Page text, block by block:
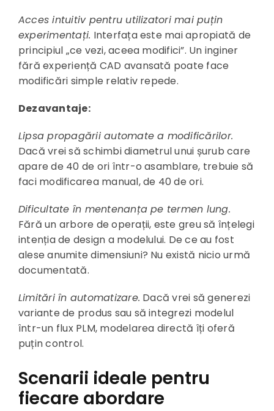
Acces intuitiv pentru utilizatori mai puțin
experimentați. Interfața este mai apropiată de
principiul „ce vezi, aceea modifici”. Un inginer
fără experiență CAD avansată poate face
modificări simple relativ repede.
Dezavantaje:
Lipsa propagării automate a modificărilor.
Dacă vrei să schimbi diametrul unui șurub care
apare de 40 de ori într-o asamblare, trebuie să
faci modificarea manual, de 40 de ori.
Dificultate în mentenanța pe termen lung.
Fără un arbore de operații, este greu să înțelegi
intenția de design a modelului. De ce au fost
alese anumite dimensiuni? Nu există nicio urmă
documentată.
Limitări în automatizare. Dacă vrei să generezi
variante de produs sau să integrezi modelul
într-un flux PLM, modelarea directă îți oferă
puțin control.
Scenarii ideale pentru
fiecare abordare